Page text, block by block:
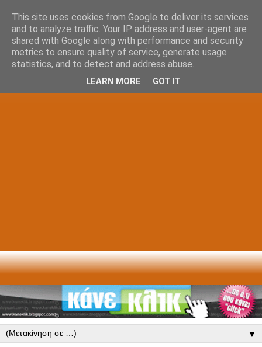
▼
This site uses cookies from Google to deliver its services
and to analyze traffic. Your IP address and user-agent are
shared with Google along with performance and security
metrics to ensure quality of service, generate usage
statistics, and to detect and address abuse.
LEARN MORE GOT IT